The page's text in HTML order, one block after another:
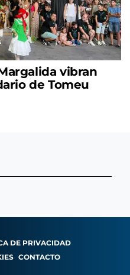
vibran
de Tomeu
DE PRIVACIDAD
CONTACTO